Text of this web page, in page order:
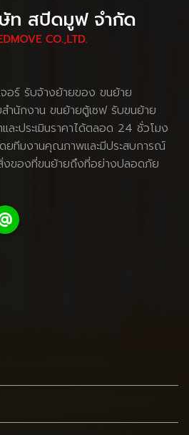
อร์ รับจ้างย้ายของ ขนย้าย
ำนักงาน ขนย้ายตู้เซฟ รับขนย้าย
ละประเมินราคาได้ตลอด 24 ชั่วโมง
ยทีมงานคุณภาพและมีประสบการณ์
งของที่ขนย้ายถึงที่อย่างปลอดภัย